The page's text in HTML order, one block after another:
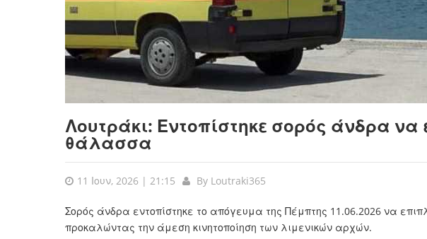
Λουτράκι: Εντοπίστηκε σορός άνδρα να
θάλασσα
11 Ιουν, 2026 | 21:15 By Loutraki365
Σορός άνδρα εντοπίστηκε το απόγευμα της Πέμπτης 11.06.2026 να
προκαλώντας την άμεση κινητοποίηση των λιμενικών αρχών.